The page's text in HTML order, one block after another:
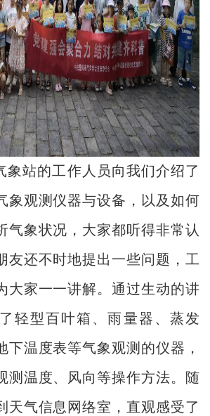
象站的工作人员向我们介绍了
象观测仪器与设备，以及如何
气象状况，大家都听得非常认
友还不时地提出一些问题，工
大家一一讲解。通过生动的讲
轻型百叶箱、雨量器、蒸发
下温度表等气象观测的仪器，
测温度、风向等操作方法。随
天气信息网络室，直观感受了